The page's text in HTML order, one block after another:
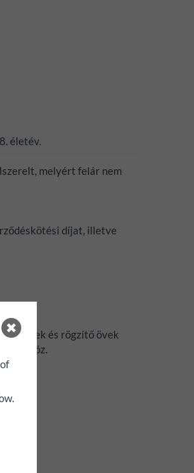
életév.
melyért felár nem
díjat, illetve
és rögzítő övek